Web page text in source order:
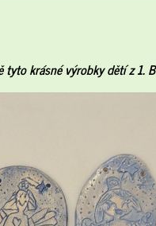
krásné výrobky dětí z 1. B